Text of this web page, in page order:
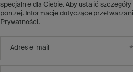
specjalnie dla Ciebie. Aby ustalić
poniżej. Informacje dotyczące
Prywatności.
Adres e-mail